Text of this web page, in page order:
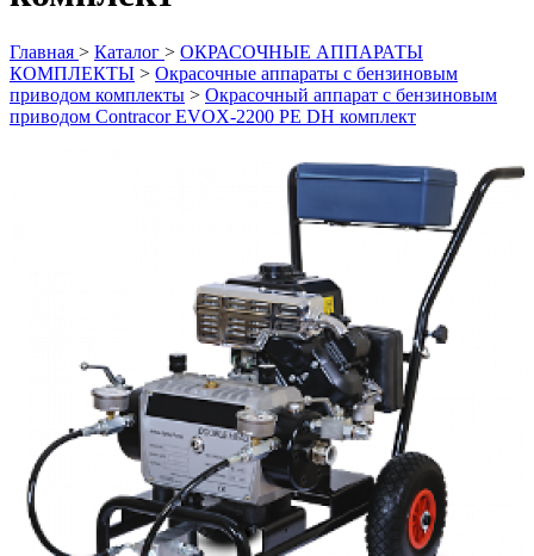
Главная > Каталог > ОКРАСОЧНЫЕ АППАРАТЫ
КОМПЛЕКТЫ > Окрасочные аппараты с бензиновым
приводом комплекты > Окрасочный аппарат с бензиновым
приводом Contracor EVOX-2200 PE DH комплект